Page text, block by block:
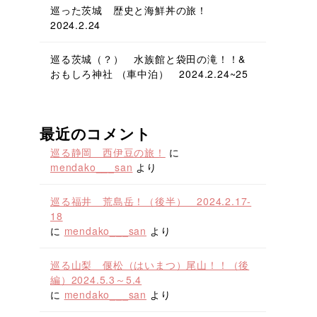
巡った茨城 歴史と海鮮丼の旅！
2024.2.24
巡る茨城（？） 水族館と袋田の滝！！&
おもしろ神社 （車中泊） 2024.2.24~25
最近のコメント
巡る静岡 西伊豆の旅！
に
mendako___san より
巡る福井 荒島岳！（後半） 2024.2.17-
18
に mendako___san より
巡る山梨 偃松（はいまつ）尾山！！（後
編）2024.5.3～5.4
に mendako___san より